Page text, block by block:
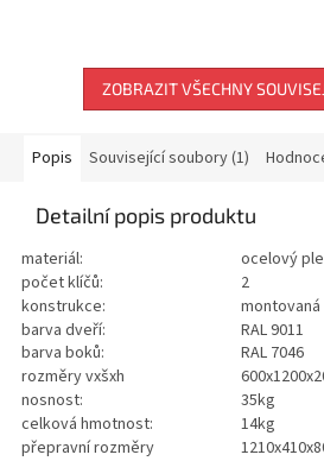
ZOBRAZIT VŠECHNY
Popis Související soubory (1)
Detailní popis produktu
materiál:
ocelový
počet klíčů:
2
konstrukce:
montovaná
barva dveří:
RAL 9011
barva boků:
RAL 7046
rozměry vxšxh
nosnost:
35kg
celková hmotnost:
14kg
přepravní rozměry